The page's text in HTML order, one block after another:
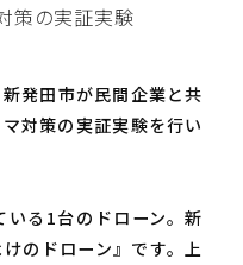
策の実証実験
発田市が民間企業と共
対策の実証実験を行い
る1台のドローン。新
のドローン』です。上